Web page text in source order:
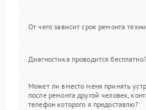
От чего зависит срок ремонта
Диагностика проводится бесплатно?
Может ли вместо меня принять
после ремонта другой человек,
телефон которого я предоставлю?